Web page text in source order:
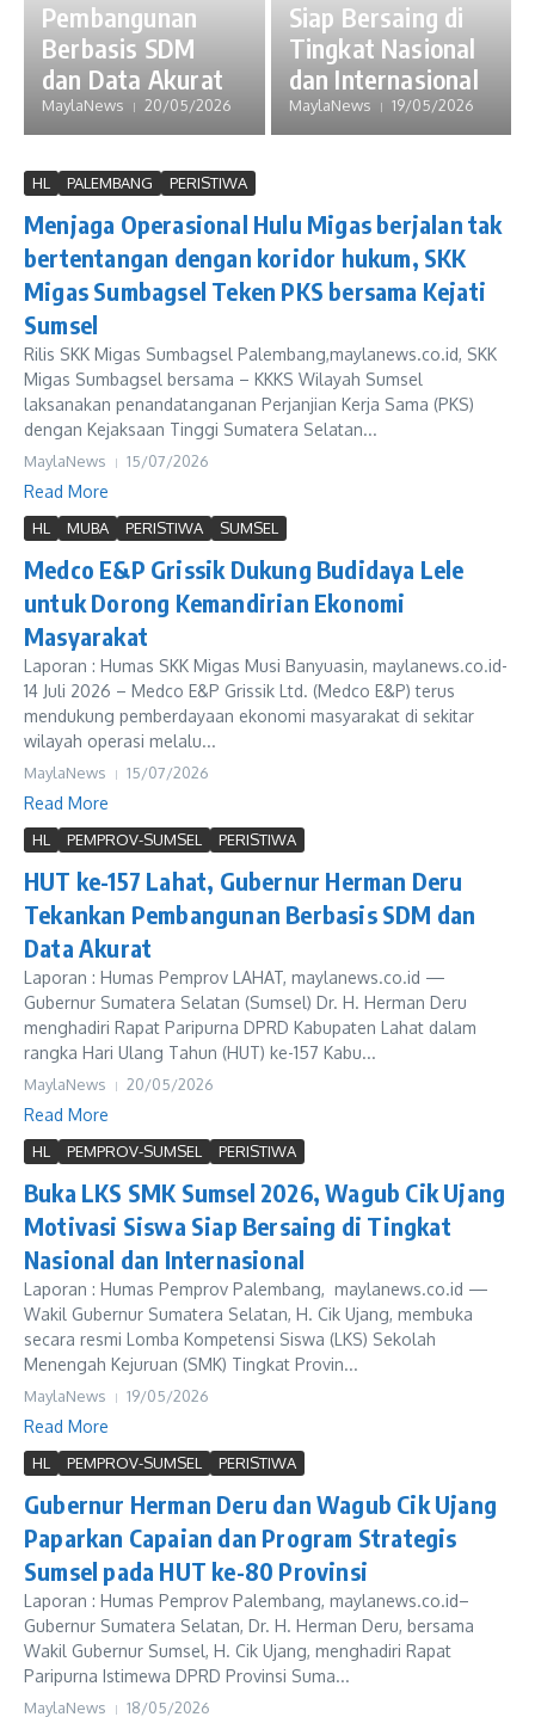
Pembangunan
Berbasis SDM
dan Data Akurat
MaylaNews 20/05/2026
Siap Bersaing di
Tingkat Nasional
dan Internasional
MaylaNews 19/05/2026
HL PALEMBANG PERISTIWA
Menjaga Operasional Hulu Migas berjalan tak
bertentangan dengan koridor hukum, SKK
Migas Sumbagsel Teken PKS bersama Kejati
Sumsel
Rilis SKK Migas Sumbagsel Palembang,maylanews.co.id, SKK
Migas Sumbagsel bersama – KKKS Wilayah Sumsel
laksanakan penandatanganan Perjanjian Kerja Sama (PKS)
dengan Kejaksaan Tinggi Sumatera Selatan...
MaylaNews 15/07/2026
Read More
HL MUBA PERISTIWA SUMSEL
Medco E&P Grissik Dukung Budidaya Lele
untuk Dorong Kemandirian Ekonomi
Masyarakat
Laporan : Humas SKK Migas Musi Banyuasin, maylanews.co.id-
14 Juli 2026 – Medco E&P Grissik Ltd. (Medco E&P) terus
mendukung pemberdayaan ekonomi masyarakat di sekitar
wilayah operasi melalu...
MaylaNews 15/07/2026
Read More
HL PEMPROV-SUMSEL PERISTIWA
HUT ke-157 Lahat, Gubernur Herman Deru
Tekankan Pembangunan Berbasis SDM dan
Data Akurat
Laporan : Humas Pemprov LAHAT, maylanews.co.id —
Gubernur Sumatera Selatan (Sumsel) Dr. H. Herman Deru
menghadiri Rapat Paripurna DPRD Kabupaten Lahat dalam
rangka Hari Ulang Tahun (HUT) ke-157 Kabu...
MaylaNews 20/05/2026
Read More
HL PEMPROV-SUMSEL PERISTIWA
Buka LKS SMK Sumsel 2026, Wagub Cik Ujang
Motivasi Siswa Siap Bersaing di Tingkat
Nasional dan Internasional
Laporan : Humas Pemprov Palembang, maylanews.co.id —
Wakil Gubernur Sumatera Selatan, H. Cik Ujang, membuka
secara resmi Lomba Kompetensi Siswa (LKS) Sekolah
Menengah Kejuruan (SMK) Tingkat Provin...
MaylaNews 19/05/2026
Read More
HL PEMPROV-SUMSEL PERISTIWA
Gubernur Herman Deru dan Wagub Cik Ujang
Paparkan Capaian dan Program Strategis
Sumsel pada HUT ke-80 Provinsi
Laporan : Humas Pemprov Palembang, maylanews.co.id–
Gubernur Sumatera Selatan, Dr. H. Herman Deru, bersama
Wakil Gubernur Sumsel, H. Cik Ujang, menghadiri Rapat
Paripurna Istimewa DPRD Provinsi Suma...
MaylaNews 18/05/2026